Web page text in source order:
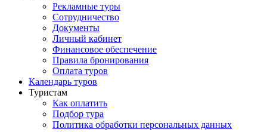
Рекламные туры
Сотрудничество
Документы
Личный кабинет
Финансовое обеспечение
Правила бронирования
Оплата туров
Календарь туров
Туристам
Как оплатить
Подбор тура
Политика обработки персональных данных